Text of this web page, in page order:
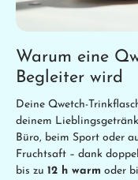
Warum eine
Begleiter wird
Deine Qwetch-
deinem
Büro, beim Sport oder
Fruchtsaft – dank
bis zu 12 h warm oder